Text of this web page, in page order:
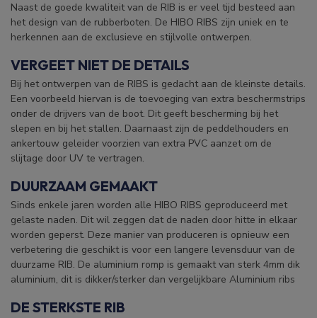
Naast de goede kwaliteit van de RIB is er veel tijd besteed aan
het design van de rubberboten. De HIBO RIBS zijn uniek en te
herkennen aan de exclusieve en stijlvolle ontwerpen.
VERGEET NIET DE DETAILS
Bij het ontwerpen van de RIBS is gedacht aan de kleinste details.
Een voorbeeld hiervan is de toevoeging van extra beschermstrips
onder de drijvers van de boot. Dit geeft bescherming bij het
slepen en bij het stallen. Daarnaast zijn de peddelhouders en
ankertouw geleider voorzien van extra PVC aanzet om de
slijtage door UV te vertragen.
DUURZAAM GEMAAKT
Sinds enkele jaren worden alle HIBO RIBS geproduceerd met
gelaste naden. Dit wil zeggen dat de naden door hitte in elkaar
worden geperst. Deze manier van produceren is opnieuw een
verbetering die geschikt is voor een langere levensduur van de
duurzame RIB. De aluminium romp is gemaakt van sterk 4mm dik
aluminium, dit is dikker/sterker dan vergelijkbare Aluminium ribs
DE STERKSTE RIB